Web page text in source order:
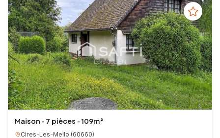
Maison - 7 pièces - 109m²
Cires-Les-Mello (60660)